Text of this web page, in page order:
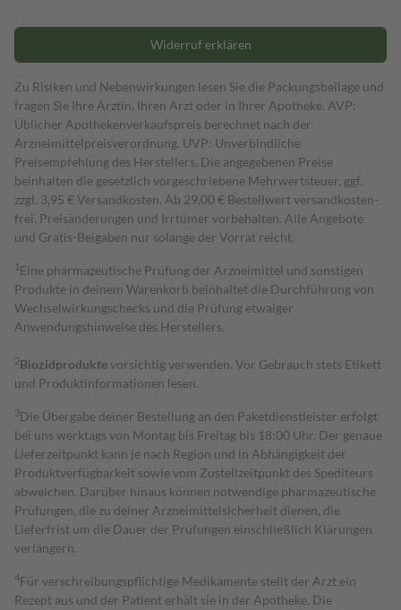
Widerruf erklären
Zu Risiken und Nebenwirkungen lesen Sie die Packungsbeilage und
fragen Sie Ihre Ärztin, Ihren Arzt oder in Ihrer Apotheke. AVP:
Üblicher Apothekenverkaufspreis berechnet nach der
Arzneimittelpreisverordnung. UVP: Unverbindliche
Preisempfehlung des Herstellers. Die angegebenen Preise
beinhalten die gesetzlich vorgeschriebene Mehrwertsteuer, ggf.
zzgl. 3,95 € Versandkosten. Ab 29,00 € Bestell­wert versand­kosten­
frei. Preisänderungen und Irrtümer vorbehalten. Alle Angebote
und Gratis-Beigaben nur solange der Vorrat reicht.
1 Eine pharmazeutische Prüfung der Arzneimittel und sonstigen
Produkte in deinem Warenkorb beinhaltet die Durchführung von
Wechselwirkungschecks und die Prüfung etwaiger
Anwendungshinweise des Herstellers.
2Biozidproduktevorsichtig verwenden. Vor Gebrauch stets Etikett
und Produktinformationen lesen.
3Die Übergabe deiner Bestellung an den Paketdienstleister erfolgt
bei uns werktags von Montag bis Freitag bis 18:00 Uhr. Der genaue
Lieferzeitpunkt kann je nach Region und in Abhängigkeit der
Produktverfügbarkeit sowie vom Zustellzeitpunkt des Spediteurs
abweichen. Darüber hinaus können notwendige pharmazeutische
Prüfungen, die zu deiner Arzneimittelsicherheit dienen, die
Lieferfrist um die Dauer der Prüfungen einschließlich Klärungen
verlängern.
4Für verschreibungspflichtige Medikamente stellt der Arzt ein
Rezept aus und der Patient erhält sie in der Apotheke. Die